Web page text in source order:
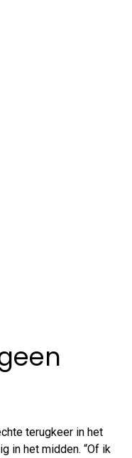
terugkeer in het
in het midden. “Of ik